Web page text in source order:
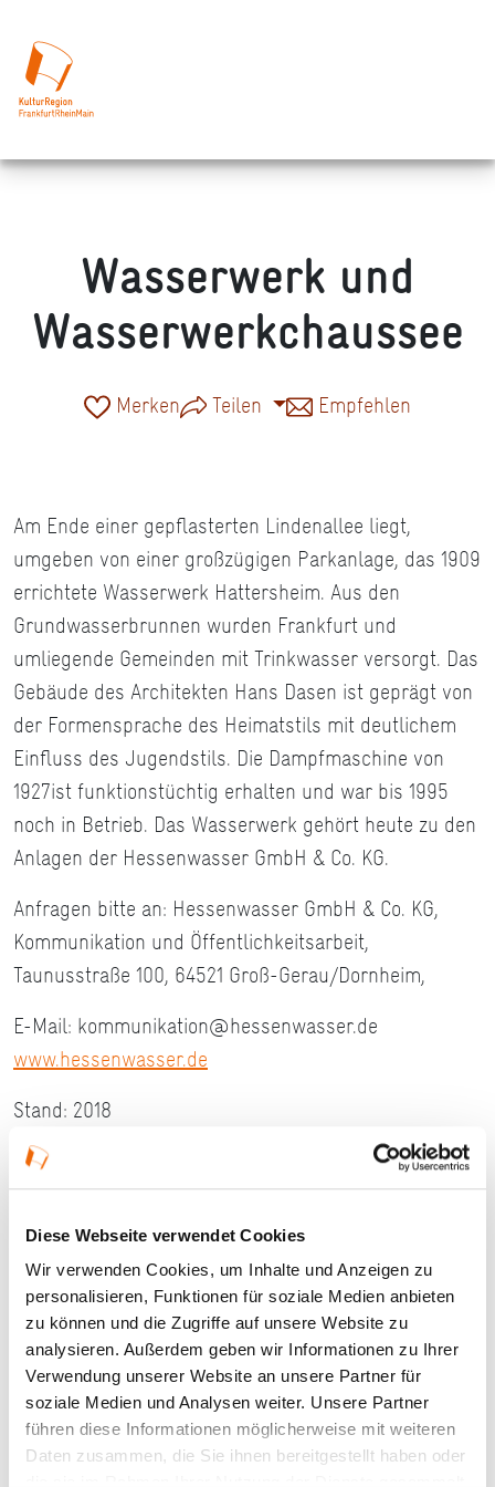
Diese Webseite verwendet Cookies
Wir verwenden Cookies, um Inhalte und Anzeigen zu
personalisieren, Funktionen für soziale Medien anbieten
zu können und die Zugriffe auf unsere Website zu
analysieren. Außerdem geben wir Informationen zu Ihrer
Verwendung unserer Website an unsere Partner für
soziale Medien und Analysen weiter. Unsere Partner
führen diese Informationen möglicherweise mit weiteren
Daten zusammen, die Sie ihnen bereitgestellt haben oder
Wasserwerk und
Wasserwerkchaussee
Merken Teilen Empfehlen
Am Ende einer gepflasterten Lindenallee liegt,
umgeben von einer großzügigen Parkanlage, das 1909
errichtete Wasserwerk Hattersheim. Aus den
Grundwasserbrunnen wurden Frankfurt und
umliegende Gemeinden mit Trinkwasser versorgt. Das
Gebäude des Architekten Hans Dasen ist geprägt von
der Formensprache des Heimatstils mit deutlichem
Einfluss des Jugendstils. Die Dampfmaschine von
1927ist funktionstüchtig erhalten und war bis 1995
noch in Betrieb. Das Wasserwerk gehört heute zu den
Anlagen der Hessenwasser GmbH & Co. KG.
Anfragen bitte an: Hessenwasser GmbH & Co. KG,
Kommunikation und Öffentlichkeitsarbeit,
Taunusstraße 100, 64521 Groß-Gerau/Dornheim,
E-Mail: kommunikation@hessenwasser.de
www.hessenwasser.de
Stand: 2018
#Lokaler Routenführer Hattersheim am Main
#Main-Taunus-Kreis
Ein Naturdenkmal von besonderem Rang ist die über
100-jährige Lindenallee an der mit Kopfsteinpflaster
gedeckten Wasserwerkchaussee. Die Allee war
ehemalige Zufahrtsstraße für das im Jugendstil